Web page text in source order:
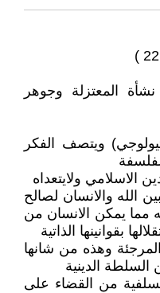
المعتزلة وجوهر
ويتصف الفكر
الاسلامي ولايتعداه
الله والانسان لصالح
مما يمكن الانسان من
بقوانينها الذاتية
وهذه من شانها
السلطة الدينية
من القضاء على